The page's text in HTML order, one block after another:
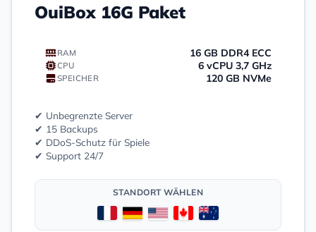
OuiBox 16G Paket
RAM 16 GB DDR4 ECC
CPU 6 vCPU 3,7 GHz
SPEICHER 120 GB NVMe
✔ Unbegrenzte Server
✔ 15 Backups
✔ DDoS-Schutz für Spiele
✔ Support 24/7
STANDORT WÄHLEN